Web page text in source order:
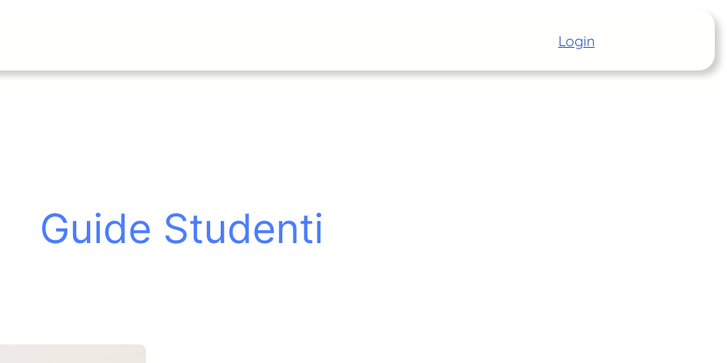
Login
Guide Studenti